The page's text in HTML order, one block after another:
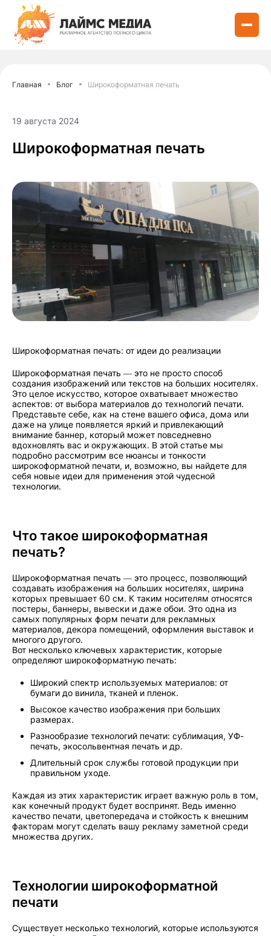
Главная Блог Широкоформатная печать
19 августа 2024
Широкоформатная печать
Широкоформатная печать: от идеи до реализации
Широкоформатная печать — это не просто способ
создания изображений или текстов на больших носителях.
Это целое искусство, которое охватывает множество
аспектов: от выбора материалов до технологий печати.
Представьте себе, как на стене вашего офиса, дома или
даже на улице появляется яркий и привлекающий
внимание баннер, который может повседневно
вдохновлять вас и окружающих. В этой статье мы
подробно рассмотрим все нюансы и тонкости
широкоформатной печати, и, возможно, вы найдете для
себя новые идеи для применения этой чудесной
технологии.
Что такое широкоформатная
печать?
Широкоформатная печать — это процесс, позволяющий
создавать изображения на больших носителях, ширина
которых превышает 60 см. К таким носителям относятся
постеры, баннеры, вывески и даже обои. Это одна из
самых популярных форм печати для рекламных
материалов, декора помещений, оформления выставок и
многого другого.
Вот несколько ключевых характеристик, которые
определяют широкоформатную печать:
Широкий спектр используемых материалов: от
бумаги до винила, тканей и пленок.
Высокое качество изображения при больших
размерах.
Разнообразие технологий печати: сублимация, УФ-
печать, экосольвентная печать и др.
Длительный срок службы готовой продукции при
правильном уходе.
Каждая из этих характеристик играет важную роль в том,
как конечный продукт будет воспринят. Ведь именно
качество печати, цветопередача и стойкость к внешним
факторам могут сделать вашу рекламу заметной среди
множества других.
Технологии широкоформатной
печати
Существует несколько технологий, которые используются